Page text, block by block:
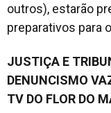
outros), estarão
preparativos para
JUSTIÇA E
DENUNCISMO
TV DO FLOR DO